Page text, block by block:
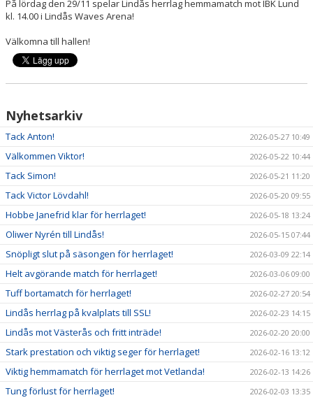
På lördag den 29/11 spelar Lindås herrlag hemmamatch mot IBK Lund
kl. 14.00 i Lindås Waves Arena!
Välkomna till hallen!
Nyhetsarkiv
Tack Anton! 2026-05-27 10:49
Välkommen Viktor! 2026-05-22 10:44
Tack Simon! 2026-05-21 11:20
Tack Victor Lövdahl! 2026-05-20 09:55
Hobbe Janefrid klar för herrlaget! 2026-05-18 13:24
Oliwer Nyrén till Lindås! 2026-05-15 07:44
Snöpligt slut på säsongen för herrlaget! 2026-03-09 22:14
Helt avgörande match för herrlaget! 2026-03-06 09:00
Tuff bortamatch för herrlaget! 2026-02-27 20:54
Lindås herrlag på kvalplats till SSL! 2026-02-23 14:15
Lindås mot Västerås och fritt inträde! 2026-02-20 20:00
Stark prestation och viktig seger för herrlaget! 2026-02-16 13:12
Viktig hemmamatch för herrlaget mot Vetlanda! 2026-02-13 14:26
Tung förlust för herrlaget! 2026-02-03 13:35